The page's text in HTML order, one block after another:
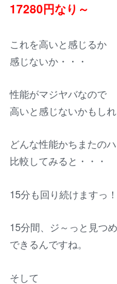
17280円なり～
これを高いと感じるか
感じないか・・・
性能がマジヤバなので
高いと感じないかもし
どんな性能かちまたの
比較してみると・・・
15分も回り続けますっ！
15分間、ジ～っと見つ
できるんですね。
そして